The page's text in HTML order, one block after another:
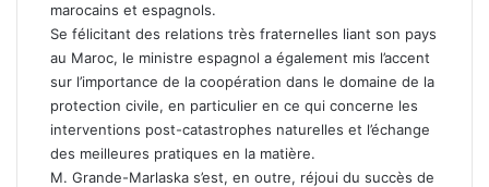
marocains et espagnols.
Se félicitant des relations très fraternelles liant son pays
au Maroc, le ministre espagnol a également mis l’accent
sur l’importance de la coopération dans le domaine de la
protection civile, en particulier en ce qui concerne les
interventions post-catastrophes naturelles et l’échange
des meilleures pratiques en la matière.
M. Grande-Marlaska s’est, en outre, réjoui du succès de